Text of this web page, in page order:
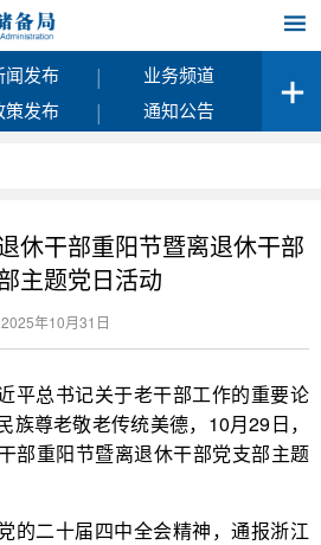
闻发布 |
业务频道
策发布 | 通知公告
休干部重阳节暨离退休干部
主题党日活动
2025年10月31日
平总书记关于老干部工作的重要论
族尊老敬老传统美德，10月29日，
部重阳节暨离退休干部党支部主题
的二十届四中全会精神，通报浙江